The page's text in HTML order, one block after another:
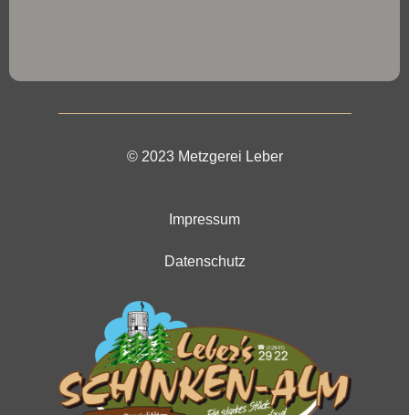
© 2023 Metzgerei Leber
Impressum
Datenschutz